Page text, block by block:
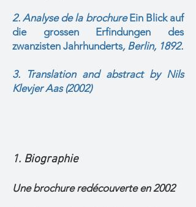
2. Analyse de la brochure Ein Blick auf
die grossen Erfindungen des
zwanzisten Jahrhunderts, Berlin, 1892.
3. Translation and abstract by Nils
Klevjer Aas (2002)
1. Biographie
Unebrochureredécouverte en 2002